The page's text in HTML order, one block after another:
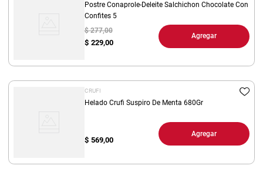
Postre Conaprole-Deleite Salchichon Chocolate Con
Confites 5
$ 229,00
$ 277,00
Agregar
CRUFI
Helado Crufi Suspiro De Menta 680Gr
$ 569,00
Agregar